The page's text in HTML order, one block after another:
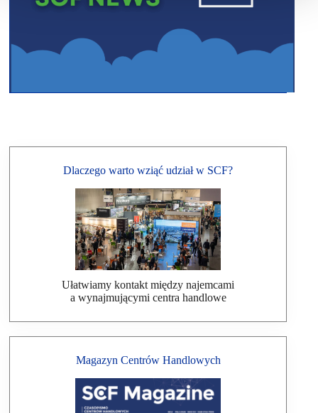
Dlaczego warto wziąć udział w SCF?
Ułatwiamy kontakt między najemcami
a wynajmującymi centra handlowe
Magazyn Centrów Handlowych